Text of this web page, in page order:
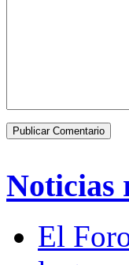
Noticias
El